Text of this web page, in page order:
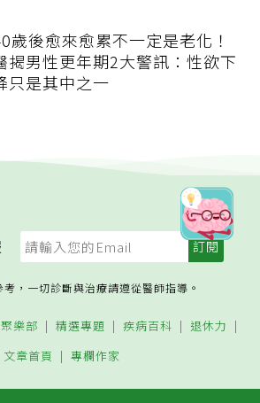
歲後愈來愈累不一定是老化！
揭男性更年期2大警訊：性欲下
只是其中之一
，一切診斷與治療請遵從醫師指導。
樂部 精選專題 疾病百科
退休力
文章首頁
專欄作家